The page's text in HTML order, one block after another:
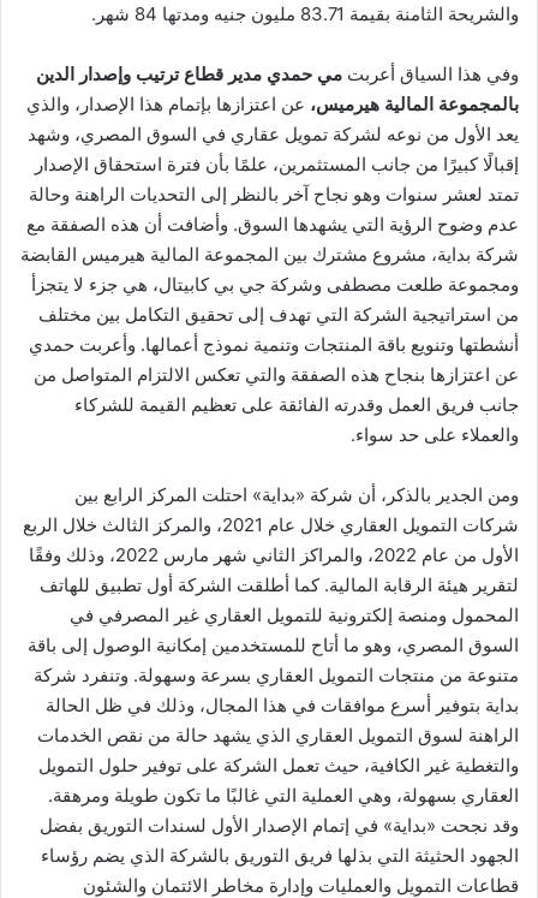
والشريحة الثامنة بقيمة 83.71 مليون جنيه ومدتها 84 شهر.
وفي هذا السياق أعربت مي حمدي مدير قطاع ترتيب وإصدار الدين
بالمجموعة المالية هيرميس، عن اعتزازها بإتمام هذا الإصدار، والذي
يعد الأول من نوعه لشركة تمويل عقاري في السوق المصري، وشهد
إقبالًا كبيرًا من جانب المستثمرين، علمًا بأن فترة استحقاق الإصدار
تمتد لعشر سنوات وهو نجاح آخر بالنظر إلى التحديات الراهنة وحالة
عدم وضوح الرؤية التي يشهدها السوق. وأضافت أن هذه الصفقة مع
شركة بداية، مشروع مشترك بين المجموعة المالية هيرميس القابضة
ومجموعة طلعت مصطفى وشركة جي بي كابيتال، هي جزء لا يتجزأ
من استراتيجية الشركة التي تهدف إلى تحقيق التكامل بين مختلف
أنشطتها وتنويع باقة المنتجات وتنمية نموذج أعمالها. وأعربت حمدي
عن اعتزازها بنجاح هذه الصفقة والتي تعكس الالتزام المتواصل من
جانب فريق العمل وقدرته الفائقة على تعظيم القيمة للشركاء
والعملاء على حد سواء.
ومن الجدير بالذكر، أن شركة «بداية» احتلت المركز الرابع بين
شركات التمويل العقاري خلال عام 2021، والمركز الثالث خلال الربع
الأول من عام 2022، والمراكز الثاني شهر مارس 2022، وذلك وفقًا
لتقرير هيئة الرقابة المالية. كما أطلقت الشركة أول تطبيق للهاتف
المحمول ومنصة إلكترونية للتمويل العقاري غير المصرفي في
السوق المصري، وهو ما أتاح للمستخدمين إمكانية الوصول إلى باقة
متنوعة من منتجات التمويل العقاري بسرعة وسهولة. وتنفرد شركة
بداية بتوفير أسرع موافقات في هذا المجال، وذلك في ظل الحالة
الراهنة لسوق التمويل العقاري الذي يشهد حالة من نقص الخدمات
والتغطية غير الكافية، حيث تعمل الشركة على توفير حلول التمويل
العقاري بسهولة، وهي العملية التي غالبًا ما تكون طويلة ومرهقة.
وقد نجحت «بداية» في إتمام الإصدار الأول لسندات التوريق بفضل
الجهود الحثيثة التي بذلها فريق التوريق بالشركة الذي يضم رؤساء
قطاعات التمويل والعمليات وإدارة مخاطر الائتمان والشئون